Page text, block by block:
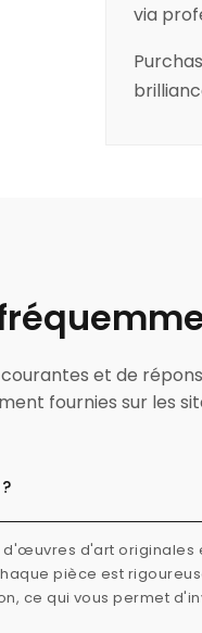
via
et de
fournies sur les
d'art
pièce est
ce qui vous permet